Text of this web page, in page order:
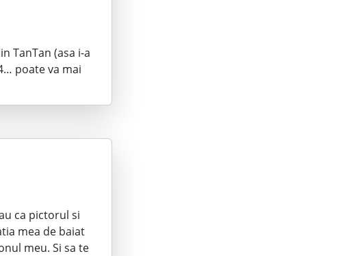
TanTan (asa i-a
poate va mai
ca pictorul si
mea de baiat
meu. Si sa te